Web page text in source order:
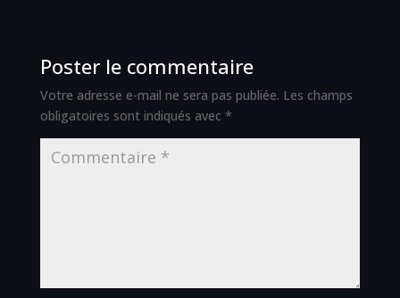
Poster le commentaire
Votre adresse e-mail ne sera pas publiée. Les champs
obligatoires sont indiqués avec *